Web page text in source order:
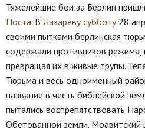
Тяжелейшие бои за Берлин
Поста. В Лазареву субботу28
своими пытками берлинская
содержали противников
превращая их в живые трупы.
Тюрьма и весь одноименный
название в честь библейской
пытались воспрепятствовать
Обетованной земли. Моавитский